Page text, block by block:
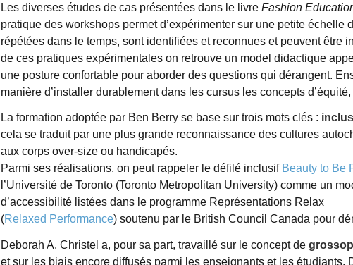
Les diverses études de cas présentées dans le livre Fashion
pratique des workshops permet d’expérimenter sur une petite
répétées dans le temps, sont identifiées et reconnues et peuvent
de ces pratiques expérimentales on retrouve un model didactique
une posture confortable pour aborder des questions qui dérangent.
manière d’installer durablement dans les cursus les concepts
La formation adoptée par Ben Berry se base sur trois mots clés :
cela se traduit par une plus grande reconnaissance des cultures
aux corps over-size ou handicapés.
Parmi ses réalisations, on peut rappeler le défilé inclusif Beauty to Be
l’Université de Toronto (Toronto Metropolitan University) comme un
d’accessibilité listées dans le programme Représentations Relax
(Relaxed Performance) soutenu par le British Council Canada pour
Deborah A. Christel a, pour sa part, travaillé sur le concept de
et sur les biais encore diffusés parmi les enseignants et les